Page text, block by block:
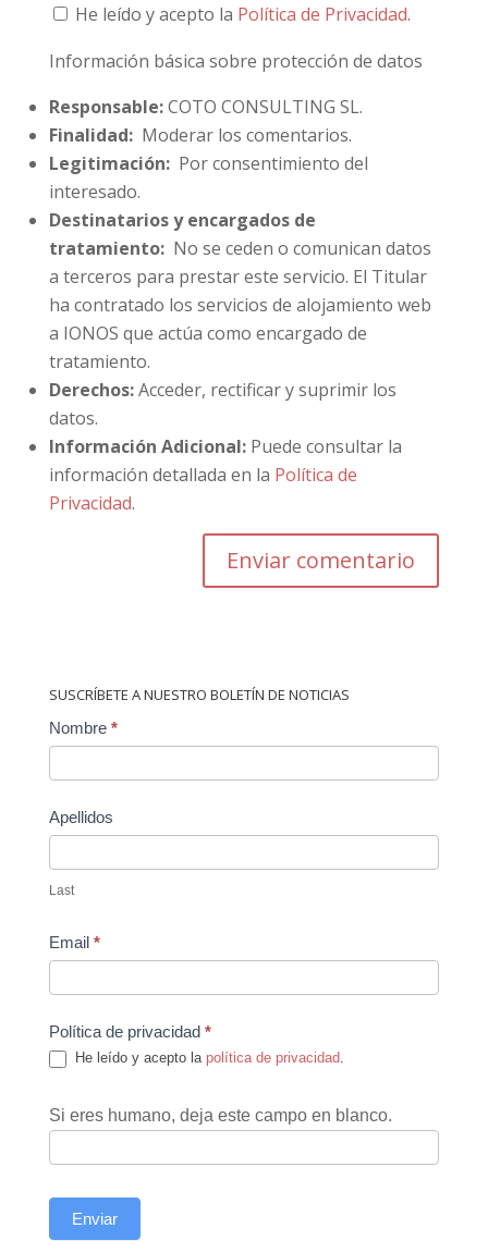
He leído y acepto la Política de Privacidad.
Información básica sobre protección de datos
Responsable:COTO CONSULTING SL.
Finalidad:Moderar los comentarios.
Legitimación:Por consentimiento del
interesado.
Destinatarios y encargados de
tratamiento:No se ceden o comunican datos
a terceros para prestar este servicio. El Titular
ha contratado los servicios de alojamiento web
a IONOS que actúa como encargado de
tratamiento.
Derechos:Acceder, rectificar y suprimir los
datos.
Información Adicional:Puede consultar la
información detallada en la Política de
Privacidad.
SUSCRÍBETE A NUESTRO BOLETÍN DE NOTICIAS
Contact
Nombre *
Apellidos
Last
Email *
Política de privacidad *
He leído y acepto la política de privacidad
Si eres humano, deja este campo en blanco.
Enviar